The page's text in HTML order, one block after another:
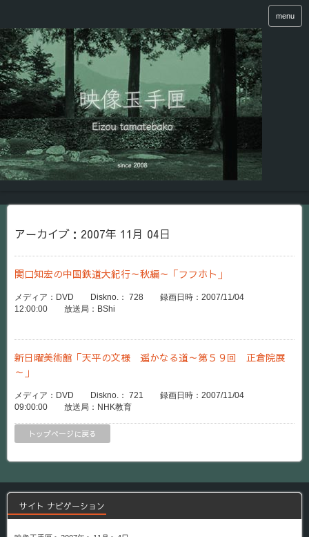
menu
アーカイブ：2007年 11月 04日
関口知宏の中国鉄道大紀行～秋編～「フフホト」
メディア：DVD Diskno.： 728 録画日時：2007/11/04
12:00:00 放送局：BShi
新日曜美術館「天平の文様 遥かなる道～第５９回 正倉院展
～」
メディア：DVD Diskno.： 721 録画日時：2007/11/04
09:00:00 放送局：NHK教育
トップページに戻る
サイト ナビゲーション